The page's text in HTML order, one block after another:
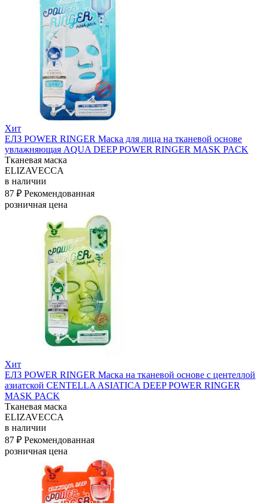
Хит
ЕЛЗ POWER RINGER Маска для лица на тканевой основе
увлажняющая AQUA DEEP POWER RINGER MASK PACK
Тканевая маска
ELIZAVECCA
в наличии
87 ₽ Рекомендованная
розничная цена
Хит
ЕЛЗ POWER RINGER Маска на тканевой основе с центеллой
азиатской CENTELLA ASIATICA DEEP POWER RINGER
MASK PACK
Тканевая маска
ELIZAVECCA
в наличии
87 ₽ Рекомендованная
розничная цена